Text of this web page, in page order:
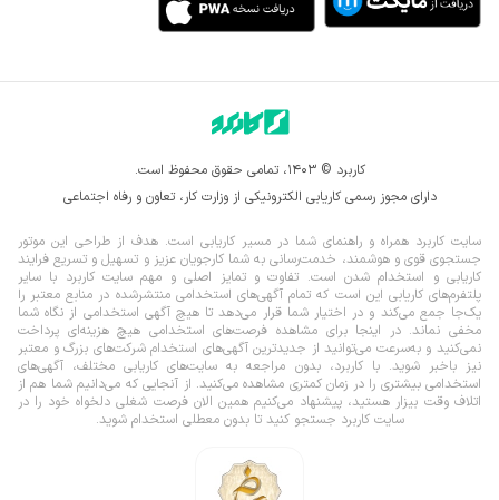
کاربرد © ۱۴۰۳، تمامی حقوق محفوظ است.
دارای مجوز رسمی کاریابی الکترونیکی از وزارت کار، تعاون و رفاه اجتماعی
سایت کاربرد همراه و راهنمای شما در مسیر کاریابی است. هدف از طراحی این موتور
جستجوی قوی و هوشمند، خدمت‌رسانی به شما کارجویان عزیز و تسهیل و تسریع فرایند
کاریابی و استخدام شدن است. تفاوت و تمایز اصلی و مهم سایت کاربرد با سایر
پلتفرم‌های کاریابی این است که تمام آگهی‌های استخدامی منتشرشده در منابع معتبر را
یک‌‌جا جمع می‌کند و در اختیار شما قرار می‌‌‌دهد تا هیچ آگهی استخدامی از نگاه شما
مخفی نماند.در اینجا برای مشاهده فرصت‌های استخدامی هیچ هزینه‌ای پرداخت
نمی‌کنید و به‌سرعت می‌توانید از جدیدترین آگهی‌های استخدام شرکت‌های بزرگ و معتبر
نیز باخبر شوید. با کاربرد، بدون مراجعه به سایت‌های کاریابی مختلف، آگهی‌های
استخدامی بیشتری را در زمان کمتری مشاهده می‌کنید. از آنجایی که می‌دانیم شما هم از
اتلاف وقت بیزار هستید، پیشنهاد می‌کنیم همین الان فرصت شغلی دلخواه خود را در
سایت کاربرد جستجو کنید تا بدون معطلی استخدام شوید.